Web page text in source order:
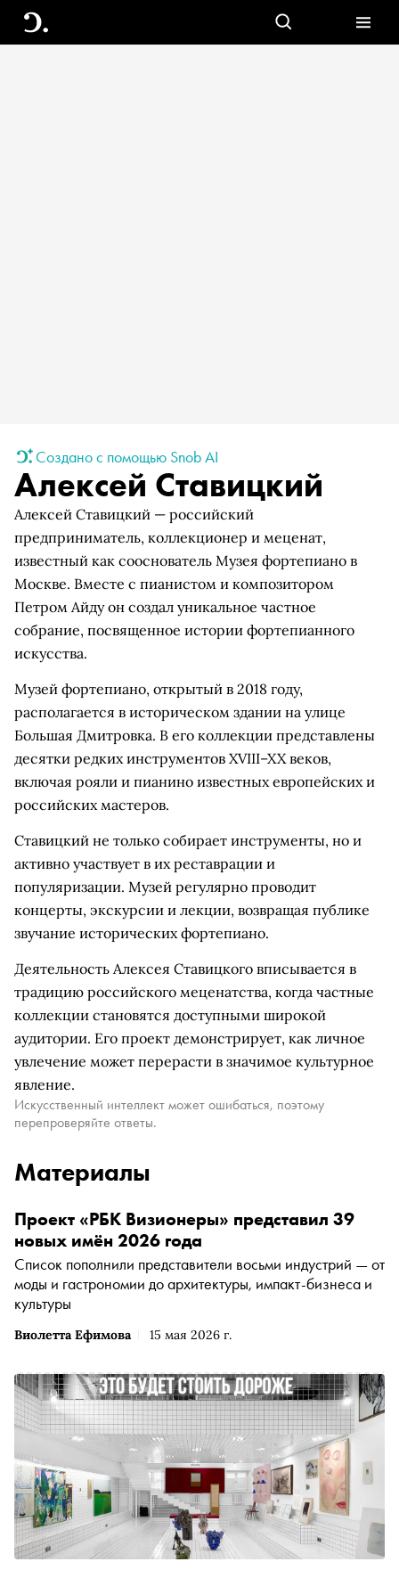
Создано с помощью Snob AI
Алексей Ставицкий
Алексей Ставицкий — российский
предприниматель, коллекционер и меценат,
известный как сооснователь Музея фортепиано в
Москве. Вместе с пианистом и композитором
Петром Айду он создал уникальное частное
собрание, посвященное истории фортепианного
искусства.
Музей фортепиано, открытый в 2018 году,
располагается в историческом здании на улице
Большая Дмитровка. В его коллекции представлены
десятки редких инструментов XVIII–XX веков,
включая рояли и пианино известных европейских и
российских мастеров.
Ставицкий не только собирает инструменты, но и
активно участвует в их реставрации и
популяризации. Музей регулярно проводит
концерты, экскурсии и лекции, возвращая публике
звучание исторических фортепиано.
Деятельность Алексея Ставицкого вписывается в
традицию российского меценатства, когда частные
коллекции становятся доступными широкой
аудитории. Его проект демонстрирует, как личное
увлечение может перерасти в значимое культурное
явление.
Искусственный интеллект может ошибаться, поэтому
перепроверяйте ответы.
Материалы
Виолетта Ефимова 15 мая 2026 г.
Проект «РБК Визионеры» представил 39
новых имён 2026 года
Список пополнили представители восьми индустрий — от
моды и гастрономии до архитектуры, импакт-бизнеса и
культуры